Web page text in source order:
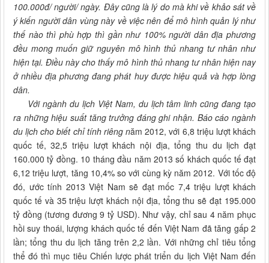
100.000đ/ người/ ngày. Đây cũng là lý do mà khi về khảo sát về
ý kiến người dân vùng này về việc nên để mô hình quản lý như
thế nào thì phù hợp thì gần như 100% người dân địa phương
đều mong muốn giữ nguyên mô hình thủ nhang tư nhân như
hiện tại. Điều này cho thấy mô hình thủ nhang tư nhân hiện nay
ở nhiều địa phương đang phát huy được hiệu quả và hợp lòng
dân.
Với ngành du lịch Việt Nam, du lịch tâm linh cũng đang tạo
ra những hiệu suất tăng trưởng đáng ghi nhận. Báo cáo ngành
du lịch cho biết chỉ tính riêngnăm 2012, với 6,8 triệu lượt khách
quốc tế, 32,5 triệu lượt khách nội địa, tổng thu du lịch đạt
160.000 tỷ đồng. 10 tháng đầu năm 2013 số khách quốc tế đạt
6,12 triệu lượt, tăng 10,4% so với cùng kỳ năm 2012. Với tốc độ
đó, ước tính 2013 Việt Nam sẽ đạt mốc 7,4 triệu lượt khách
quốc tế và 35 triệu lượt khách nội địa, tổng thu sẽ đạt 195.000
tỷ đồng (tương đương 9 tỷ USD). Như vậy, chỉ sau 4 năm phục
hồi suy thoái, lượng khách quốc tế đến Việt Nam đã tăng gấp 2
lần; tổng thu du lịch tăng trên 2,2 lần. Với những chỉ tiêu tổng
thể đó thì mục tiêu Chiến lược phát triển du lịch Việt Nam đến